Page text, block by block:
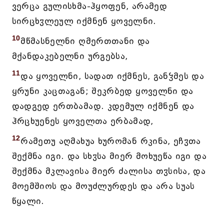
ვერცა გულისხმა-ჰყოფენ, არამედ
სირცხჳლეულ იქმნენ ყოველნი.
10მწმასნელნი ღმერთთანი და
მქანდაკებელნი ურგებსა,
11და ყოველნი, სადათ იქმნეს, განჴმეს და
ყრუნი კაცთაგან; შეკრბედ ყოველნი და
დადგედ ერთბამად. კდემულ იქმნენ და
ჰრცხუენეს ყოველთა ერბამად,
12რამეთუ აღმახუა ხურომან რკინა, ეჩჳთა
შექმნა იგი. და სხჳსა მიერ მოხუეწა იგი და
შექმნა მკლავისა მიერ ძალისა თჳსისა, და
მოემშიოს და მოუძლურდეს და არა სუას
წყალი.